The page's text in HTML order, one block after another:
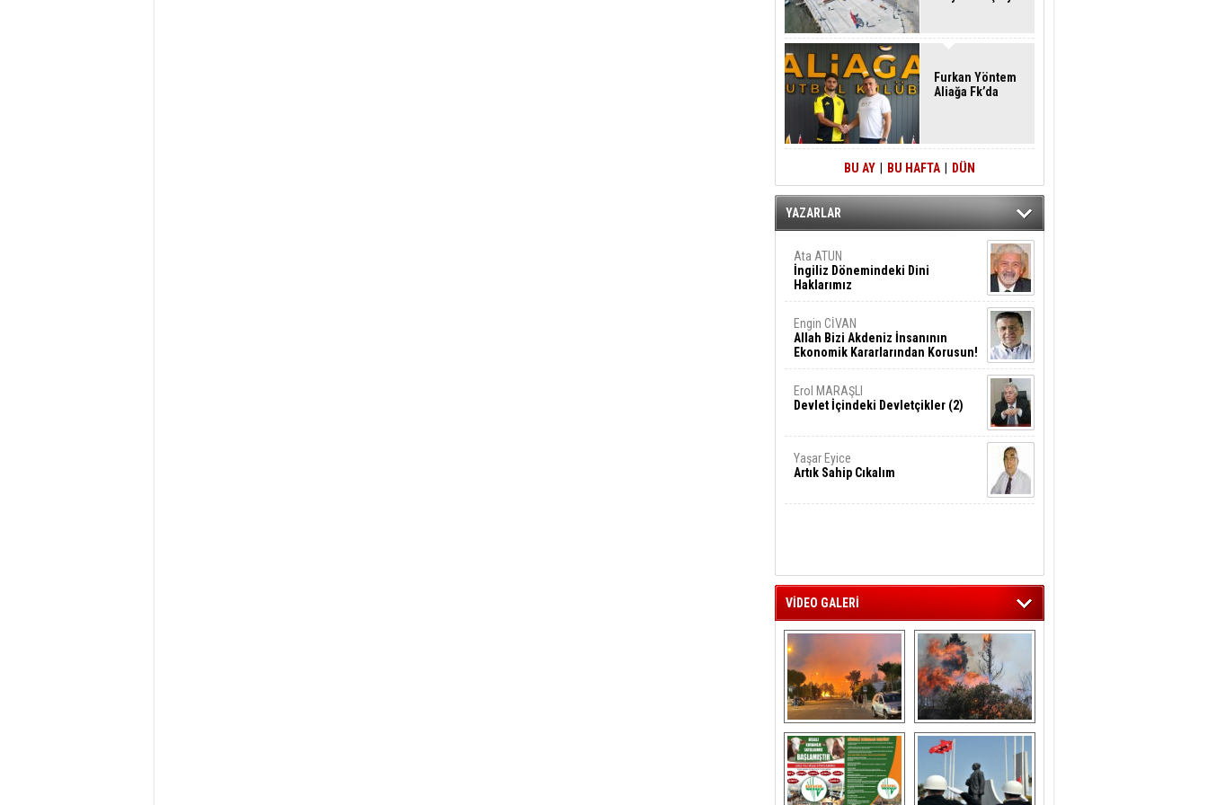
Furkan Yöntem
Aliağa Fk’da
BU AY BU HAFTA DÜN
YAZARLAR
Ata ATUN
İngiliz Dönemindeki Dini
Haklarımız
Engin CİVAN
Allah Bizi Akdeniz İnsanının
Ekonomik Kararlarından Korusun!
Erol MARAŞLI
Devlet İçindeki Devletçikler (2)
Yaşar Eyice
Artık Sahip Cıkalım
VİDEO GALERİ
Aliağa ‘da  otluk
alanda çıkan
yangın evlere
sıçramadan
söndürüldü
Aliağa'nın Ciğerleri